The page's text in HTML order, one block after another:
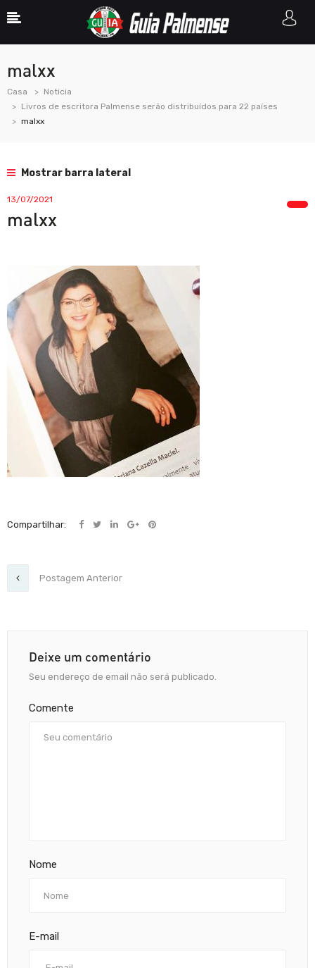
malxx
Casa
Noticia
Livros de escritora Palmense serão distribuídos para 22 países
malxx
Mostrar barra lateral
13/07/2021
malxx
Compartilhar:
Postagem Anterior
Deixe um comentário
Seu endereço de email não será publicado.
Comente
Nome
E-mail